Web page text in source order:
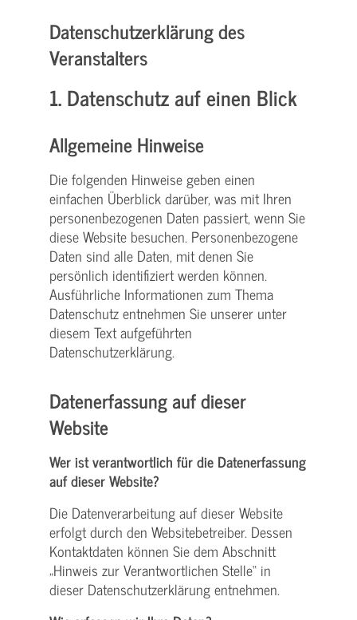
Datenschutzerklärung des
Veranstalters
1. Datenschutz auf einen Blick
Allgemeine Hinweise
Die folgenden Hinweise geben einen
einfachen Überblick darüber, was mit Ihren
personenbezogenen Daten passiert, wenn Sie
diese Website besuchen. Personenbezogene
Daten sind alle Daten, mit denen Sie
persönlich identifiziert werden können.
Ausführliche Informationen zum Thema
Datenschutz entnehmen Sie unserer unter
diesem Text aufgeführten
Datenschutzerklärung.
Datenerfassung auf dieser
Website
Wer ist verantwortlich für die Datenerfassung
auf dieser Website?
Die Datenverarbeitung auf dieser Website
erfolgt durch den Websitebetreiber. Dessen
Kontaktdaten können Sie dem Abschnitt
„Hinweis zur Verantwortlichen Stelle“ in
dieser Datenschutzerklärung entnehmen.